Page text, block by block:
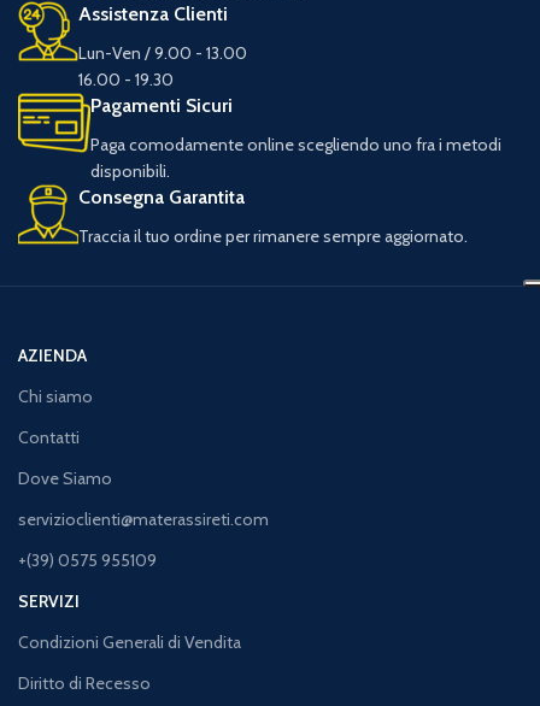
Assistenza Clienti
Lun-Ven / 9.00 - 13.00
16.00 - 19.30
Pagamenti Sicuri
Paga comodamente online scegliendo uno fra i metodi
disponibili.
Consegna Garantita
Traccia il tuo ordine per rimanere sempre aggiornato.
AZIENDA
Chi siamo
Contatti
Dove Siamo
servizioclienti@materassireti.com
+(39) 0575 955109
SERVIZI
Condizioni Generali di Vendita
Diritto di Recesso